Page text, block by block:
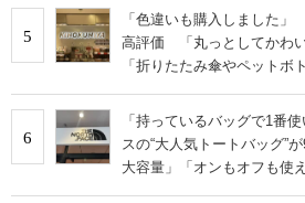
5
「色違いも購入しました
高評価 「丸っとしてかわ
「折りたたみ傘やペットボ
6
「持っているバッグで1番
スの“大人気トートバッグ
大容量」「オンもオフも使